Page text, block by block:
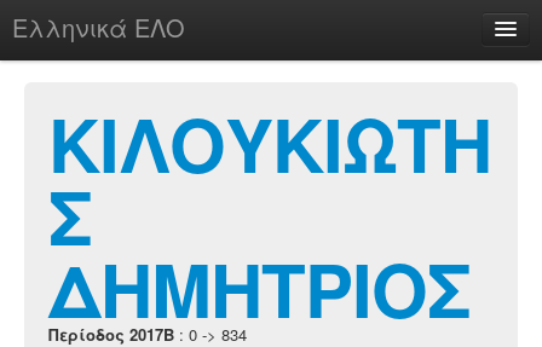
Ελληνικά ΕΛΟ
chesstu.be @ discord
Login
ΚΙΛΟΥΚΙΩΤΗ
Σ
ΔΗΜΗΤΡΙΟΣ
Περίοδος 2017B : 0 -> 834